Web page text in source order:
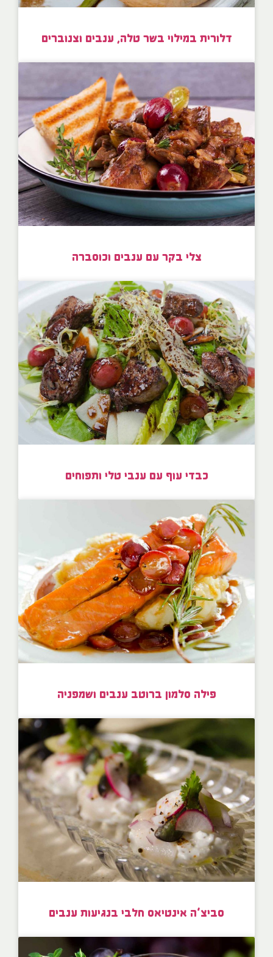
דלורית במילוי בשר טלה, ענבים וצנוברים
צלי בקר עם ענבים וכוסברה
כבדי עוף עם ענבי טלי ותפוחים
פילה סלמון ברוטב ענבים ושמפניה
סביצ’ה אינטיאס חלבי בנגיעות ענבים